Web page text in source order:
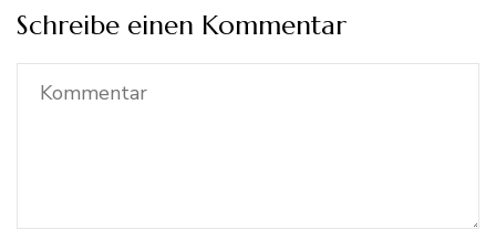
Schreibe einen Kommentar